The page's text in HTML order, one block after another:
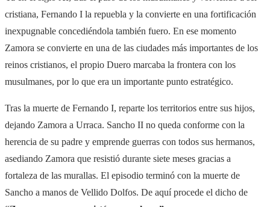
cristiana, Fernando I la repuebla y la convierte en una fortificación
inexpugnable concediéndola también fuero. En ese momento
Zamora se convierte en una de las ciudades más importantes de los
reinos cristianos, el propio Duero marcaba la frontera con los
musulmanes, por lo que era un importante punto estratégico.
Tras la muerte de Fernando I, reparte los territorios entre sus hijos,
dejando Zamora a Urraca. Sancho II no queda conforme con la
herencia de su padre y emprende guerras con todos sus hermanos,
asediando Zamora que resistió durante siete meses gracias a
fortaleza de las murallas. El episodio terminó con la muerte de
Sancho a manos de Vellido Dolfos. De aquí procede el dicho de